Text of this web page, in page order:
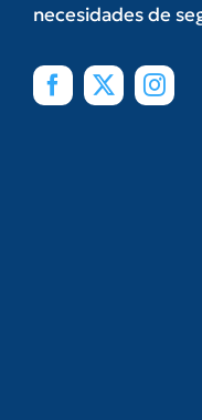
necesidades de